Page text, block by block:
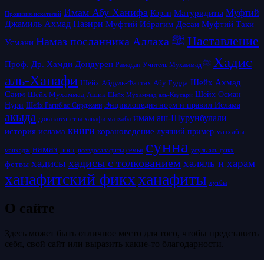
Провизия искателей Имам Абу Ханифа Коран Матуридиты Муфтий
Джамиль Ахмад Назири Муфтий Ибрагим Десаи Муфтий Таки
Усмани
Намаз посланника Аллаха ﷺ Наставление
Проф. Др. Хамди Дондурен Рамадан Учитель Мухаммад ﷺ Хадис
аль-Ханафи Шейх Абдуль-Фаттах Абу Гудда Шейх Ахмад
Саим Шейх Мухаммад Ашик Шейх Мухаммад аль-Каусари Шейх Осман
Нури Шейх Рагиб ас-Сирджани Энциклопедия норм и правил Ислама
акыда доказательства ханафи мазхаба имам аш-Шурунбулали
история ислама книги корановедение лучший пример мазхабы
манхадж намаз пост псевдосалафиты семья сунна усуль аль-фикх
фетвы хадисыхадисы с толкованием халяль и харам
ханафитский фикхханафиты хутбы
О сайте
Здесь может быть отличное место для того, чтобы представить
себя, свой сайт или выразить какие-то благодарности.